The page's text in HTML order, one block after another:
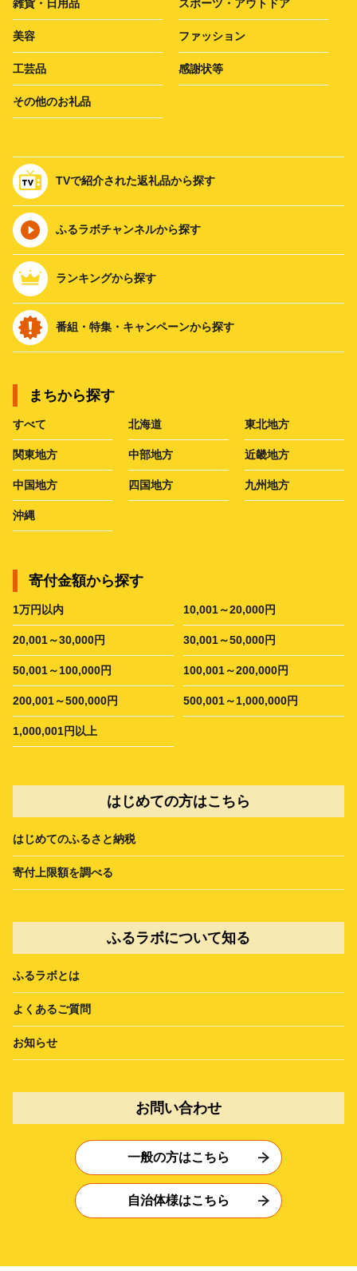
雑貨・日用品 スポーツ・アウトドア
美容 ファッション
工芸品 感謝状等
その他のお礼品
TVで紹介された返礼品から探す
ふるラボチャンネルから探す
ランキングから探す
番組・特集・キャンペーンから探す
まちから探す
すべて 北海道 東北地方
関東地方 中部地方 近畿地方
中国地方 四国地方 九州地方
沖縄
寄付金額から探す
1万円以内 10,001～20,000円
20,001～30,000円 30,001～50,000円
50,001～100,000円 100,001～200,000円
200,001～500,000円 500,001～1,000,000円
1,000,001円以上
はじめての方はこちら
はじめてのふるさと納税
寄付上限額を調べる
ふるラボについて知る
ふるラボとは
よくあるご質問
お知らせ
お問い合わせ
一般の方はこちら
自治体様はこちら